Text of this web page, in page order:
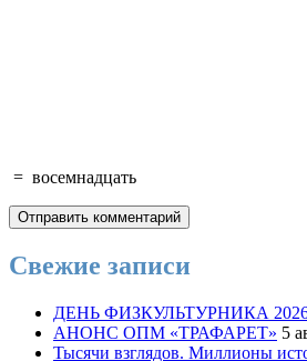
= восемнадцать
Свежие записи
ДЕНЬ ФИЗКУЛЬТУРНИКА
АНОНС ОПМ «ТРАФАРЕТ» 5
Тысячи взглядов. Миллионы